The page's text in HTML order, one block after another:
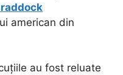
american din
au fost reluate